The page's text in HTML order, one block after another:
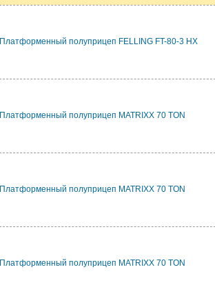
Платформенный полуприцеп FELLING FT-80-3 HX
Платформенный полуприцеп MATRIXX 70 TON
Платформенный полуприцеп MATRIXX 70 TON
Платформенный полуприцеп MATRIXX 70 TON